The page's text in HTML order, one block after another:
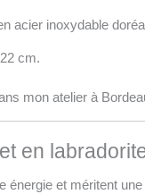
acier inoxydable
cm.
mon atelier à
en
et méritent